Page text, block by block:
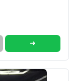
➜